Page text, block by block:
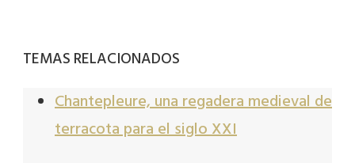
TEMAS RELACIONADOS
Chantepleure, una regadera medieval de
terracota para el siglo XXI